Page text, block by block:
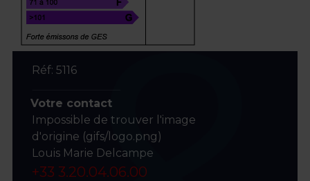
Réf: 5116
Votre contact
Impossible de trouver l'image
d'origine (gifs/logo.png)
Louis Marie Delcampe
+33 3.20.04.06.00